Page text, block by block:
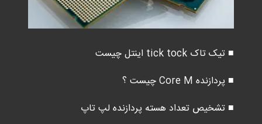
■ تیک تاک tick tock اینتل چیست
■ پردازنده Core M چیست ؟
■ تشخیص تعداد هسته پردازنده لپ تاپ